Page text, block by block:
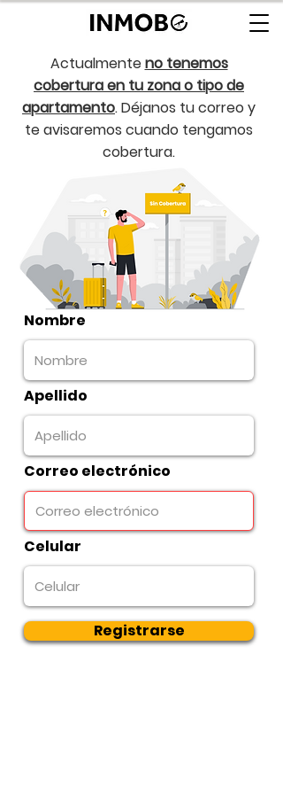
Actualmenteno tenemos
cobertura en tu zona o tipo de
apartamento. Déjanos tu correo y
te avisaremos cuando tengamos
cobertura.
Nombre
Apellido
Correo electrónico
Celular
Registrarse